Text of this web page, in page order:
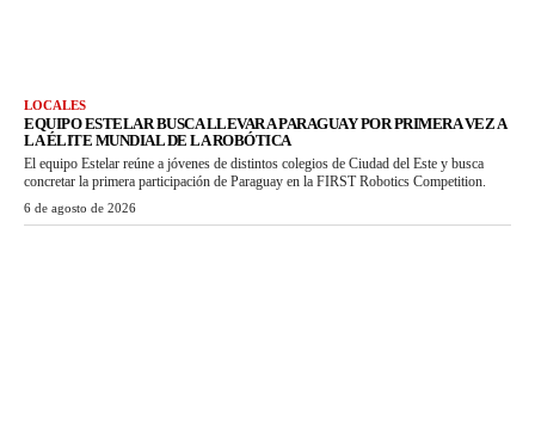
LOCALES
EQUIPO ESTELAR BUSCA LLEVAR A PARAGUAY POR PRIMERA VEZ A
LA ÉLITE MUNDIAL DE LA ROBÓTICA
El equipo Estelar reúne a jóvenes de distintos colegios de Ciudad del Este y busca
concretar la primera participación de Paraguay en la FIRST Robotics Competition.
6 de agosto de 2026